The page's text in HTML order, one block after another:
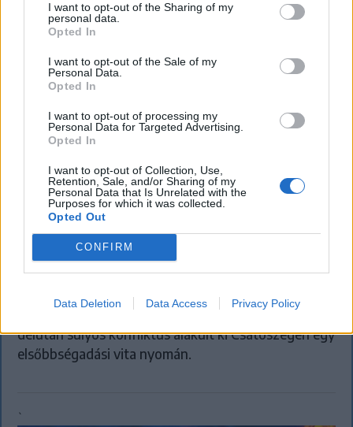
I want to opt-out of the Sharing of my
personal data.
Opted In
I want to opt-out of the Sale of my
Personal Data.
Opted In
I want to opt-out of processing my
Personal Data for Targeted Advertising.
Opted In
I want to opt-out of Collection, Use,
Retention, Sale, and/or Sharing of my
Personal Data that Is Unrelated with the
Purposes for which it was collected.
Opted Out
CONFIRM
Data Deletion Data Access Privacy Policy
SZÉKELYHON
Tömegverekedés lett a szűk
mezőgazdasági úti vitából Csatószegen
Kórházba szállítottak több embert, mezőgazdasági
munkagépek rongálódtak meg, és ideiglenes védelmi
rendeleteket is kibocsátottak azután, hogy szombat
délután súlyos konfliktus alakult ki Csatószegen egy
elsőbbségadási vita nyomán.
`